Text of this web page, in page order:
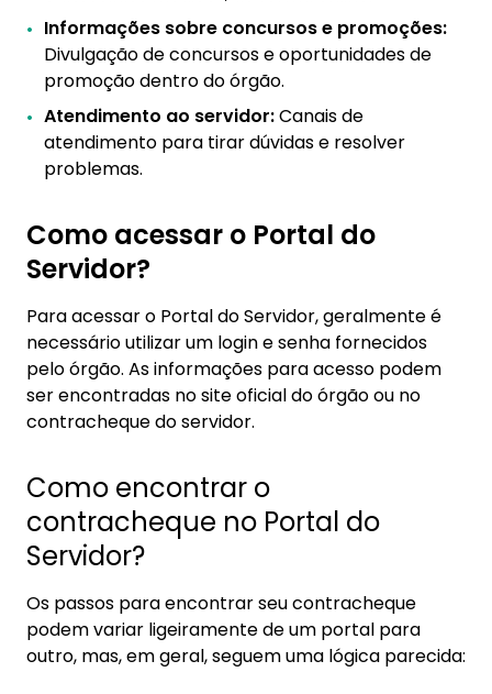
Informações sobre concursos e promoções:
Divulgação de concursos e oportunidades de
promoção dentro do órgão.
Atendimento ao servidor:Canais de
atendimento para tirar dúvidas e resolver
problemas.
Como acessar o Portal do
Servidor?
Para acessar o Portal do Servidor, geralmente é
necessário utilizar um login e senha fornecidos
pelo órgão. As informações para acesso podem
ser encontradas no site oficial do órgão ou no
contracheque do servidor.
Como encontrar o
contracheque no Portal do
Servidor?
Os passos para encontrar seu contracheque
podem variar ligeiramente de um portal para
outro, mas, em geral, seguem uma lógica parecida: